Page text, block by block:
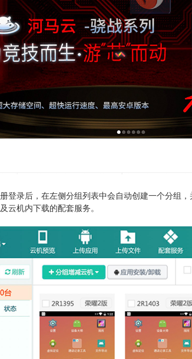
登录后，在左侧分组列表中会自动创建一个分组
云机内下载的配套服务。